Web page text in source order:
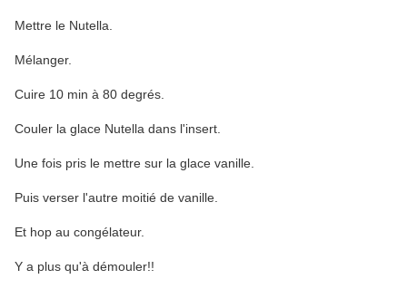
Mettre le Nutella.
Mélanger.
Cuire 10 min à 80 degrés.
Couler la glace Nutella dans l'insert.
Une fois pris le mettre sur la glace vanille.
Puis verser l'autre moitié de vanille.
Et hop au congélateur.
Y a plus qu'à démouler!!